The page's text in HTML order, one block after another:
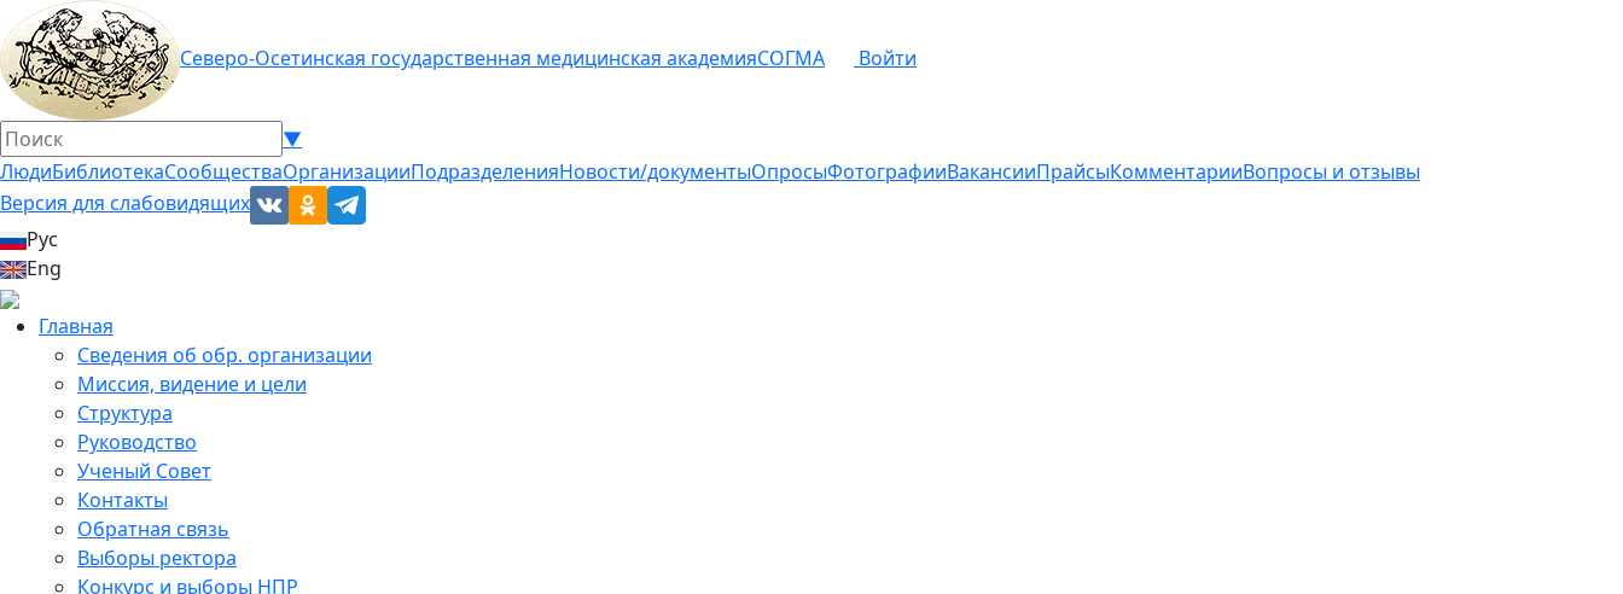
Северо-Осетинская государственная медицинская академияСОГМА Войти
▼
ЛюдиБиблиотекаСообществаОрганизацииПодразделенияНовости/документыОпросыФотографииВакансииПрайсыКомментарииВопросы и отзывы
Версия для слабовидящих
Рус
Eng
Главная
Сведения об обр. организации
Миссия, видение и цели
Структура
Руководство
Ученый Совет
Контакты
Обратная связь
Выборы ректора
Конкурс и выборы НПР